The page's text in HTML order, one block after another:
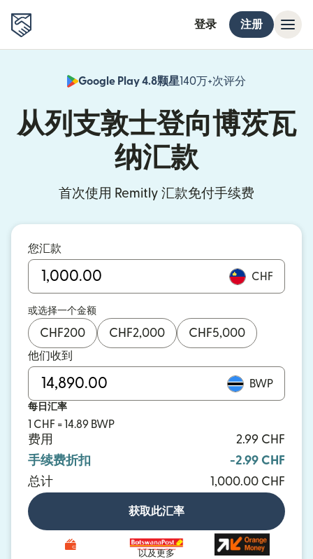
登录 注册
Google Play 4.8颗星140万+次评分
从列支敦士登向博茨瓦
纳汇款
首次使用 Remitly 汇款免付手续费
您汇款
CHF
或选择一个金额
CHF200 CHF2,000 CHF5,000
他们收到
BWP
每日汇率
1 CHF = 14.89 BWP
费用
2.99 CHF
手续费折扣
-2.99 CHF
总计
1,000.00 CHF
获取此汇率
以及更多